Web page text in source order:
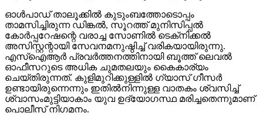
ഓള്‍പാഡ് താലൂക്കില്‍ കുടുംബത്തോടൊപ്പം
താമസിച്ചിരുന്ന ഡിങ്കല്‍, സൂറത്ത് മുനിസിപ്പല്‍
കോര്‍പ്പറേഷന്റെ വരാച്ച സോണില്‍ ടെക്‌നിക്കല്‍
അസിസ്റ്റന്റായി സേവനമനുഷ്ഠിച്ച് വരികയായിരുന്നു.
എസ്‌ഐആര്‍ പ്രവര്‍ത്തനത്തിനായി ബൂത്ത് ലെവല്‍
ഓഫീസറുടെ അധിക ചുമതലയും കൈകാര്യം
ചെയ്തിരുന്നത്. കുളിമുറിക്കുള്ളില്‍ ഗ്യാസ് ഗീസര്‍
ഉണ്ടായിരുന്നെന്നും ഇതില്‍നിന്നുള്ള വാതകം ശ്വസിച്ച്
ശ്വാസംമുട്ടിയാകാം യുവ ഉദ്യോഗസ്ഥ മരിച്ചതെന്നുമാണ്
പൊലീസ് നിഗമനം.